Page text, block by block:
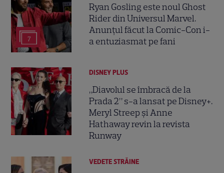
7
Ryan Gosling este noul Ghost
Rider din Universul Marvel.
Anunțul făcut la Comic-Con i-
a entuziasmat pe fani
DISNEY PLUS
„Diavolul se îmbracă de la
Prada 2” s-a lansat pe Disney+.
Meryl Streep și Anne
Hathaway revin la revista
Runway
VEDETE STRĂINE